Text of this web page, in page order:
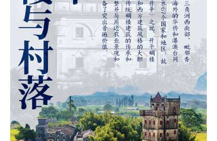
彩票 娱乐 时尚 悦读
公益 一带一路 亚太网 上市公司
文化产业
地方频道
北京 天津 河北 山西
辽宁 吉林 上海 江苏